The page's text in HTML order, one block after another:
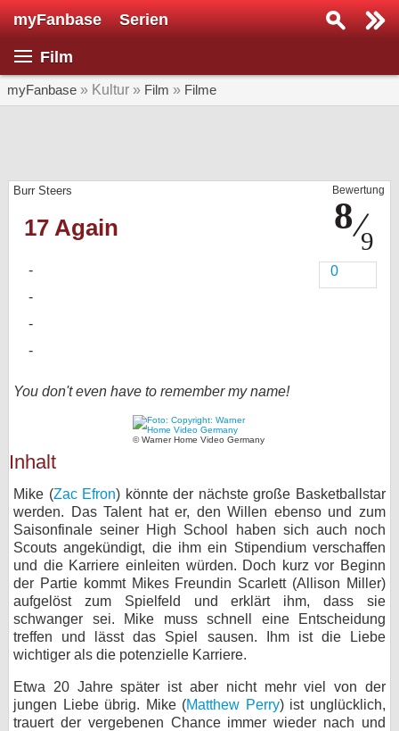
myFanbase Serien
Film
myFanbase » Kultur » Film » Filme
Bewertung
Burr Steers
17 Again
0
You don't even have to remember my name!
© Warner Home Video Germany
Inhalt
Mike (Zac Efron) könnte der nächste große Basketballstar
werden. Das Talent hat er, den Willen ebenso und zum
Saisonfinale seiner High School haben sich auch noch
Scouts angekündigt, die ihm ein Stipendium verschaffen
und die Karriere einleiten würden. Doch kurz vor Beginn
der Partie kommt Mikes Freundin Scarlett (Allison Miller)
aufgelöst zum Spielfeld und erklärt ihm, dass sie
schwanger sei. Mike muss schnell eine Entscheidung
treffen und lässt das Spiel sausen. Ihm ist die Liebe
wichtiger als die potenzielle Karriere.
Etwa 20 Jahre später ist aber nicht mehr viel von der
jungen Liebe übrig. Mike (Matthew Perry) ist unglücklich,
trauert der vergebenen Chance immer wieder nach und
Serie suchen...
SERIEN
Forum
bei X
Kontakt
Nutzungsbedingungen
Datenschutz
Cookie-Einstellungen
Desktop-Ansicht
myFanbase